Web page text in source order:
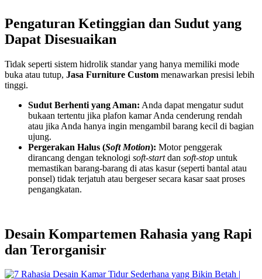
Pengaturan Ketinggian dan Sudut yang
Dapat Disesuaikan
Tidak seperti sistem hidrolik standar yang hanya memiliki mode
buka atau tutup, Jasa Furniture Custom menawarkan presisi lebih
tinggi.
Sudut Berhenti yang Aman: Anda dapat mengatur sudut
bukaan tertentu jika plafon kamar Anda cenderung rendah
atau jika Anda hanya ingin mengambil barang kecil di bagian
ujung.
Pergerakan Halus (Soft Motion): Motor penggerak
dirancang dengan teknologi soft-startdan soft-stop untuk
memastikan barang-barang di atas kasur (seperti bantal atau
ponsel) tidak terjatuh atau bergeser secara kasar saat proses
pengangkatan.
Desain Kompartemen Rahasia yang Rapi
dan Terorganisir